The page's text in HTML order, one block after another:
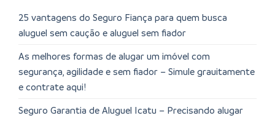
25 vantagens do Seguro Fiança para quem busca
aluguel sem caução e aluguel sem fiador
As melhores formas de alugar um imóvel com
segurança, agilidade e sem fiador – Simule grauitamente
e contrate aqui!
Seguro Garantia de Aluguel Icatu – Precisando alugar